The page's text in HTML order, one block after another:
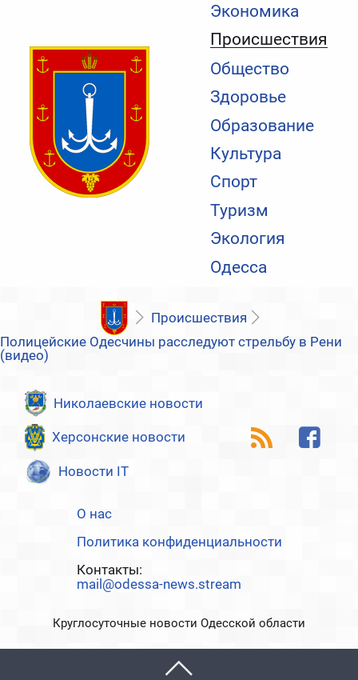
Экономика
Происшествия
Общество
Здоровье
Образование
Культура
Спорт
Туризм
Экология
Одесса
Происшествия
Полицейские Одесчины расследуют стрельбу в Рени
(видео)
Николаевские новости
Херсонские новости
Новости IT
О нас
Политика конфиденциальности
Контакты:
mail@odessa-news.stream
Круглосуточные новости Одесской области